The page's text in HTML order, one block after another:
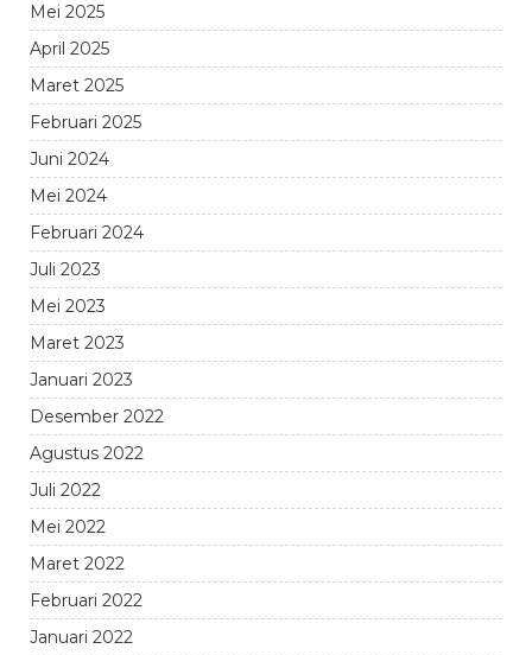
Mei 2025
April 2025
Maret 2025
Februari 2025
Juni 2024
Mei 2024
Februari 2024
Juli 2023
Mei 2023
Maret 2023
Januari 2023
Desember 2022
Agustus 2022
Juli 2022
Mei 2022
Maret 2022
Februari 2022
Januari 2022